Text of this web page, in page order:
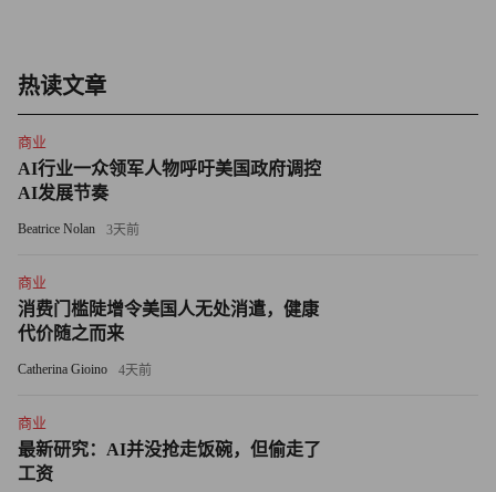
半。”
的初始预测上调了1个百分点，预计美国个人消费支出价格
指数的年增长率将达到3.6%。经济合作与发展组织也曾发
出警告，美国通胀率或攀升至4.2%。
美国劳工统计局发布的最新通胀报告显示，2月美国消费者
价格指数同比涨幅稳定在2.4%。但这一数据并未反映自伊
朗战争爆发以来的价格变动情况。
济的积极因素，包括《大而美法案》带来的财政刺激、人工
智能驱动的资本支出、监管放松政策，以及美联储的国库券
购买计划。
热读文章
商业
AI行业一众领军人物呼吁美国政府调控
AI发展节奏
Beatrice Nolan 3天前
商业
消费门槛陡增令美国人无处消遣，健康
代价随之而来
Catherina Gioino 4天前
商业
最新研究：AI并没抢走饭碗，但偷走了
工资